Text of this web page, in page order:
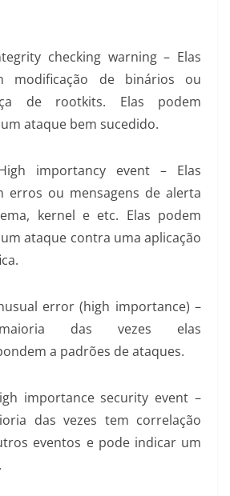
checking warning – Elas
modificação de binários ou
de rootkits. Elas podem
ataque bem sucedido.
importancy event – Elas
erros ou mensagens de alerta
kernel e etc. Elas podem
ataque contra uma aplicação
error (high importance) –
das vezes elas
a padrões de ataques.
importance security event –
das vezes tem correlação
eventos e pode indicar um